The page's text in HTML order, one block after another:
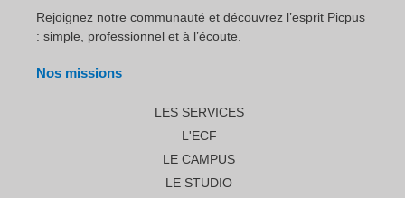
Rejoignez notre communauté et découvrez l’esprit Picpus
: simple, professionnel et à l’écoute.
Nos missions
LES SERVICES
L'ECF
LE CAMPUS
LE STUDIO